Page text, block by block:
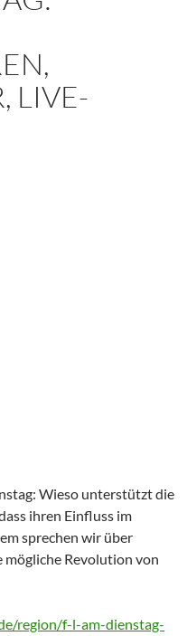
LIVE-
Wieso unterstützt die
ihren Einfluss im
sprechen wir über
Revolution von
region/f-l-am-dienstag-